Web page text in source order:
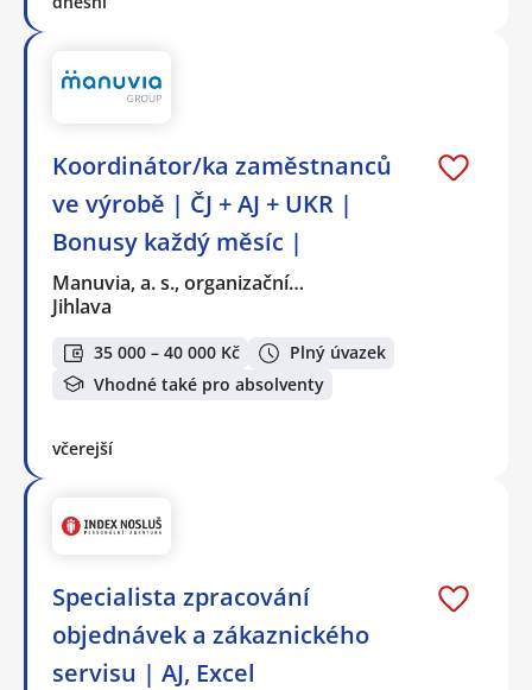
Koordinátor/ka zaměstnanců
ve výrobě | ČJ + AJ + UKR |
Bonusy každý měsíc |
Manuvia, a. s., organizační…
Jihlava
35 000 – 40 000 Kč
Plný úvazek
Vhodné také pro absolventy
včerejší
Specialista zpracování
objednávek a zákaznického
servisu | AJ, Excel